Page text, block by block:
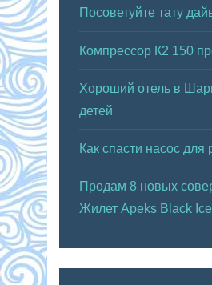
Посоветуйте тату
Компрессор К2 150
Хороший отель в
детей
Как спасти насос для
Продам 8 новых
Жилет Apeks Black Ice